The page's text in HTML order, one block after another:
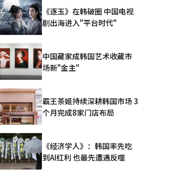
《逐玉》在韩破圈 中国电视
剧出海进入"平台时代"
中国藏家成韩国艺术收藏市
场新"金主"
霸王茶姬持续深耕韩国市场 3
个月完成8家门店布局
《经济学人》：韩国率先吃
到AI红利 也最先遭遇反噬